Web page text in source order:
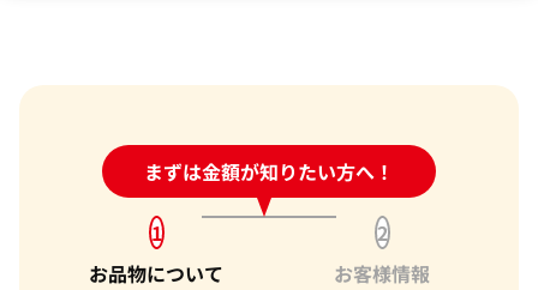
まずは金額が知りたい方へ！
24時間受付中!問い合わせフォーム
1
お品物について
2
お客様情報